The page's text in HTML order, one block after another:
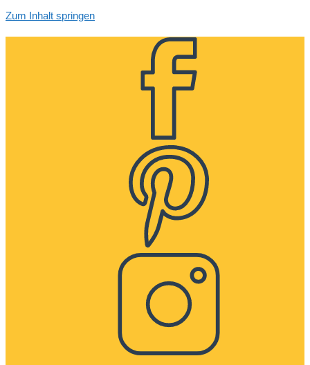
Zum Inhalt springen